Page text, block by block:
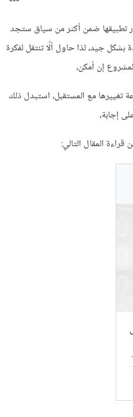
تطبيقها ضمن أكثر من سياق ستجد
بشكل جيد، لذا حاول ألّا تنتقل لفكرة
إن أمكن،
تغييرها مع المستقبل، استبدل ذلك
إجابة،
المقال التالي: